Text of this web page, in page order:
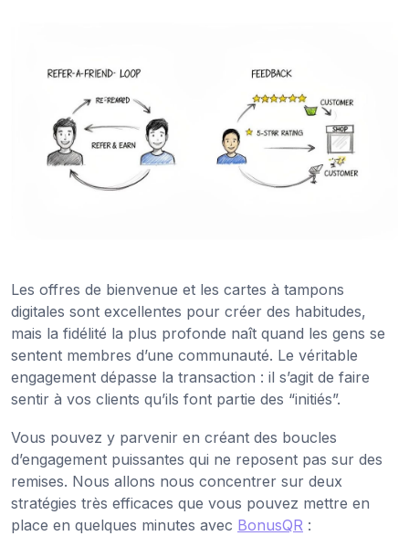
Les offres de bienvenue et les cartes à tampons
digitales sont excellentes pour créer des habitudes,
mais la fidélité la plus profonde naît quand les gens se
sentent membres d’une communauté. Le véritable
engagement dépasse la transaction : il s’agit de faire
sentir à vos clients qu’ils font partie des “initiés”.
Vous pouvez y parvenir en créant des boucles
d’engagement puissantes qui ne reposent pas sur des
remises. Nous allons nous concentrer sur deux
stratégies très efficaces que vous pouvez mettre en
place en quelques minutes avec BonusQR :